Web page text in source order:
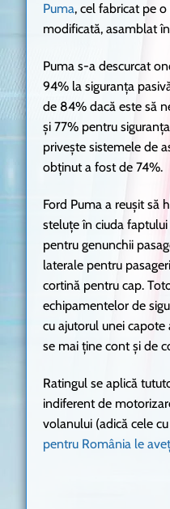
Puma, cel fabricat pe
modificată, asamblat
Puma s-a descurcat
94% la siguranța
de 84% dacă este să
și 77% pentru
privește sistemele de
obținut a fost de 74%.
Ford Puma a reușit să
steluțe în ciuda
pentru genunchii
laterale pentru
cortină pentru cap.
echipamentelor de
cu ajutorul unei capote
se mai ține cont și de
Ratingul se aplică
indiferent de
volanului (adică cele
pentru România le